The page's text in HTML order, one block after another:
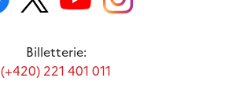
Billetterie:
(+420) 221 401 011